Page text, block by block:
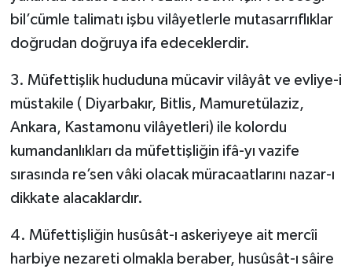
bil’cümle talimatı işbu vilâyetlerle mutasarrıflıklar
doğrudan doğruya ifa edeceklerdir.
3. Müfettişlik hududuna mücavir vilâyât ve evliye-i
müstakile ( Diyarbakır, Bitlis, Mamuretülaziz,
Ankara, Kastamonu vilâyetleri) ile kolordu
kumandanlıkları da müfettişliğin ifâ-yı vazife
sırasında re’sen vâki olacak müracaatlarını nazar-ı
dikkate alacaklardır.
4. Müfettişliğin husûsât-ı askeriyeye ait mercîi
harbiye nezareti olmakla beraber, husûsât-ı sâire